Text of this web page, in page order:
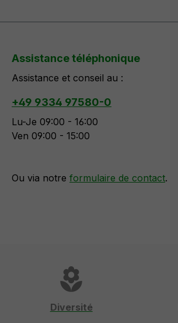
Assistance téléphonique
Assistance et conseil au :
+49 9334 97580-0
Lu-Je 09:00 - 16:00
Ven 09:00 - 15:00
Ou via notre formulaire de contact.
local_florist
Diversité